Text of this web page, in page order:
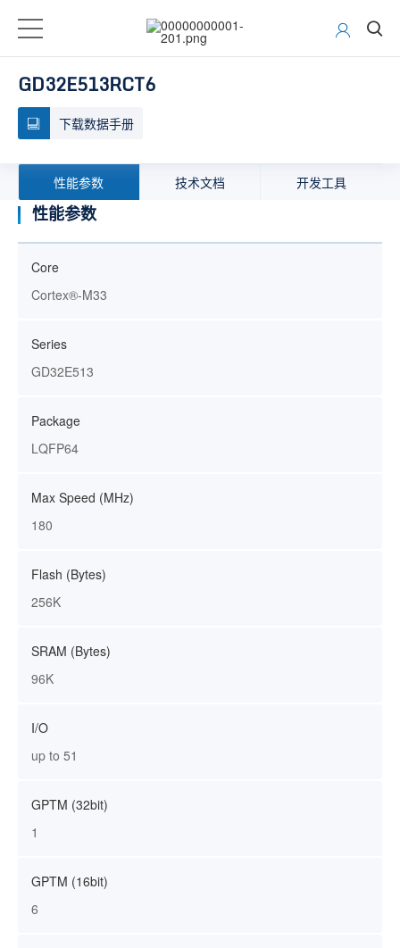
GD32E513RCT6
下载数据手册
性能参数 技术文档 开发工具
性能参数
Core
Cortex®-M33
Series
GD32E513
Package
LQFP64
Max Speed (MHz)
180
Flash (Bytes)
256K
SRAM (Bytes)
96K
I/O
up to 51
GPTM (32bit)
1
GPTM (16bit)
6